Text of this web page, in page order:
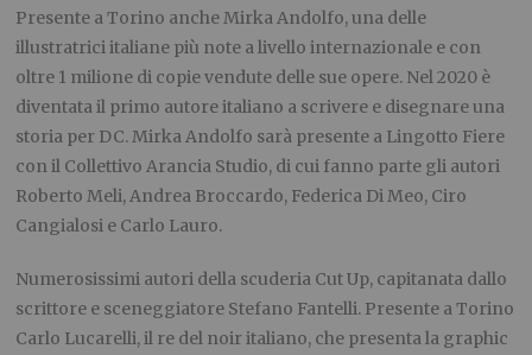
Presente a Torino anche Mirka Andolfo, una delle
illustratrici italiane più note a livello internazionale e con
oltre 1 milione di copie vendute delle sue opere. Nel 2020 è
diventata il primo autore italiano a scrivere e disegnare una
storia per DC. Mirka Andolfo sarà presente a Lingotto Fiere
con il Collettivo Arancia Studio, di cui fanno parte gli autori
Roberto Meli, Andrea Broccardo, Federica Di Meo, Ciro
Cangialosi e Carlo Lauro.
Numerosissimi autori della scuderia Cut Up, capitanata dallo
scrittore e sceneggiatore Stefano Fantelli. Presente a Torino
Carlo Lucarelli, il re del noir italiano, che presenta la graphic